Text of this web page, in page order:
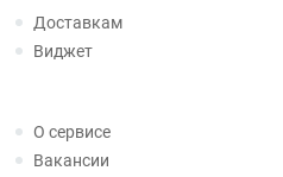
Доставкам
Виджет
О сервисе
Вакансии